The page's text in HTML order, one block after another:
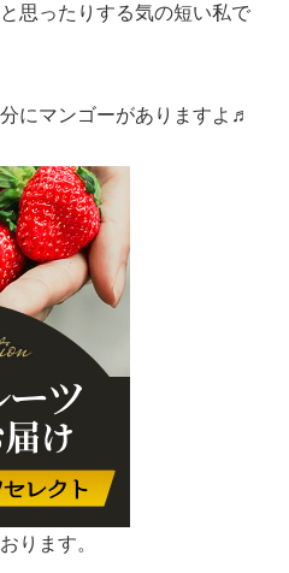
思ったりする気の短い私で
にマンゴーがありますよ♬
ります。